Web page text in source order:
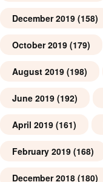
December 2019 (158)
October 2019 (179)
August 2019 (198)
June 2019 (192)
April 2019 (161)
February 2019 (168)
December 2018 (180)